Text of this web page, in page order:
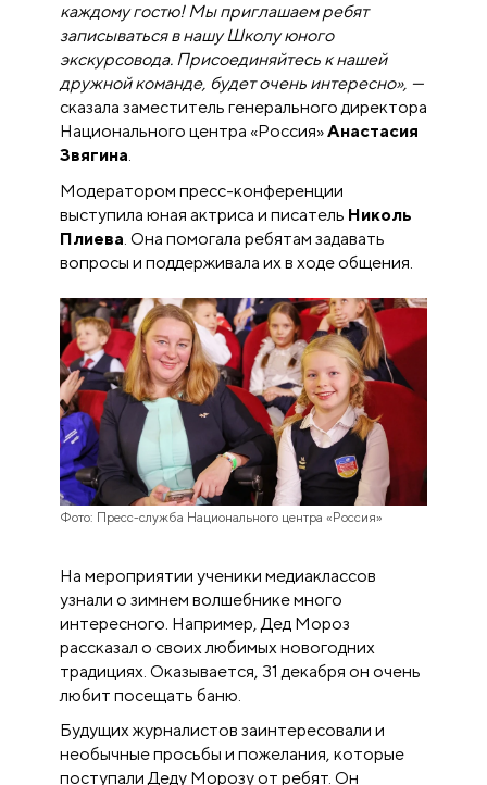
каждому гостю! Мы приглашаем ребят
записываться в нашу Школу юного
экскурсовода. Присоединяйтесь к нашей
дружной команде, будет очень интересно», —
сказала заместитель генерального директора
Национального центра «Россия»Анастасия
Звягина.
Модератором пресс-конференции
выступила юная актриса и писатель Николь
Плиева. Она помогала ребятам задавать
вопросы и поддерживала их в ходе общения.
Фото: Пресс-служба Национального центра «Россия»
На мероприятии ученики медиаклассов
узнали о зимнем волшебнике много
интересного. Например, Дед Мороз
рассказал о своих любимых новогодних
традициях. Оказывается, 31 декабря он очень
любит посещать баню.
Будущих журналистов заинтересовали и
необычные просьбы и пожелания, которые
поступали Деду Морозу от ребят. Он